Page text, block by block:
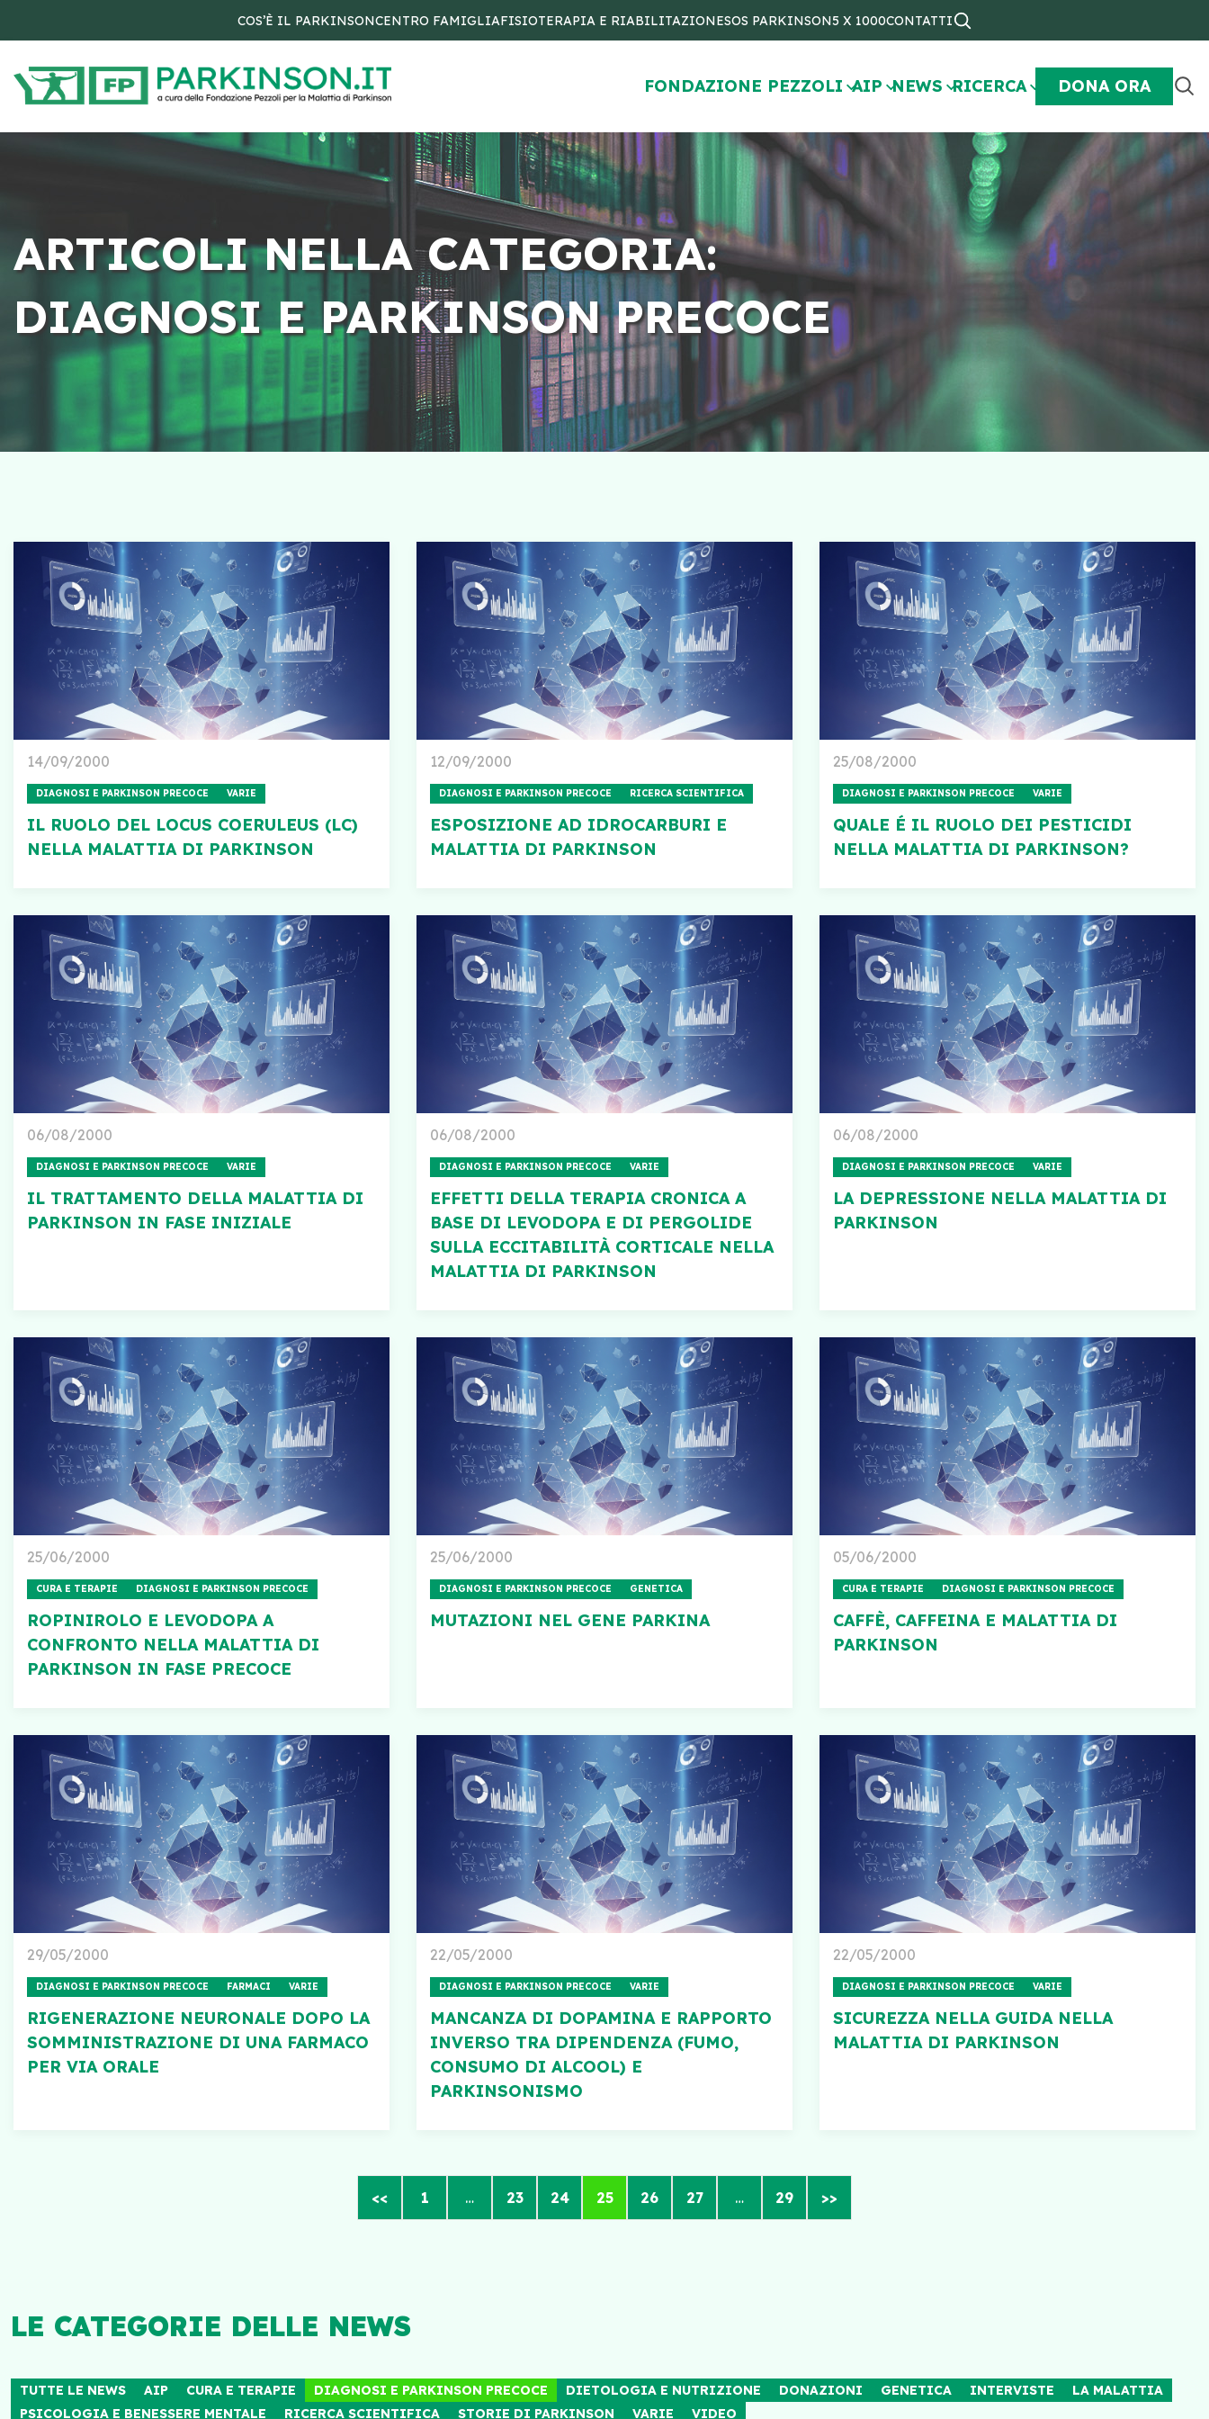
COS’È IL PARKINSONCENTRO FAMIGLIAFISIOTERAPIA E RIABILITAZIONESOS PARKINSON5 X 1000CONTATTI
FONDAZIONE PEZZOLI AIP NEWS RICERCA DONA ORA
ARTICOLI NELLA CATEGORIA:
DIAGNOSI E PARKINSON PRECOCE
14/09/2000
DIAGNOSI E PARKINSON PRECOCE VARIE
IL RUOLO DEL LOCUS COERULEUS (LC)
NELLA MALATTIA DI PARKINSON
12/09/2000
DIAGNOSI E PARKINSON PRECOCE RICERCA SCIENTIFICA
ESPOSIZIONE AD IDROCARBURI E
MALATTIA DI PARKINSON
25/08/2000
DIAGNOSI E PARKINSON PRECOCE VARIE
QUALE É IL RUOLO DEI PESTICIDI
NELLA MALATTIA DI PARKINSON?
06/08/2000
DIAGNOSI E PARKINSON PRECOCE VARIE
IL TRATTAMENTO DELLA MALATTIA DI
PARKINSON IN FASE INIZIALE
06/08/2000
DIAGNOSI E PARKINSON PRECOCE VARIE
EFFETTI DELLA TERAPIA CRONICA A
BASE DI LEVODOPA E DI PERGOLIDE
SULLA ECCITABILITÀ CORTICALE NELLA
MALATTIA DI PARKINSON
06/08/2000
DIAGNOSI E PARKINSON PRECOCE VARIE
LA DEPRESSIONE NELLA MALATTIA DI
PARKINSON
25/06/2000
CURA E TERAPIE DIAGNOSI E PARKINSON PRECOCE
ROPINIROLO E LEVODOPA A
CONFRONTO NELLA MALATTIA DI
PARKINSON IN FASE PRECOCE
25/06/2000
DIAGNOSI E PARKINSON PRECOCE GENETICA
MUTAZIONI NEL GENE PARKINA
05/06/2000
CURA E TERAPIE DIAGNOSI E PARKINSON PRECOCE
CAFFÈ, CAFFEINA E MALATTIA DI
PARKINSON
29/05/2000
DIAGNOSI E PARKINSON PRECOCE FARMACI VARIE
RIGENERAZIONE NEURONALE DOPO LA
SOMMINISTRAZIONE DI UNA FARMACO
PER VIA ORALE
22/05/2000
DIAGNOSI E PARKINSON PRECOCE VARIE
MANCANZA DI DOPAMINA E RAPPORTO
INVERSO TRA DIPENDENZA (FUMO,
CONSUMO DI ALCOOL) E
PARKINSONISMO
22/05/2000
DIAGNOSI E PARKINSON PRECOCE VARIE
SICUREZZA NELLA GUIDA NELLA
MALATTIA DI PARKINSON
<< 1 … 23 24 25 26 27 … 29 >>
LE CATEGORIE DELLE NEWS
TUTTE LE NEWS AIP CURA E TERAPIE DIAGNOSI E PARKINSON PRECOCE DIETOLOGIA E NUTRIZIONE DONAZIONI GENETICA INTERVISTE
LA MALATTIA
PSICOLOGIA E BENESSERE MENTALE
RICERCA SCIENTIFICA STORIE DI PARKINSON VARIE VIDEO